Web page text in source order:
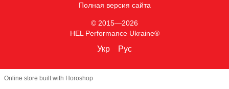
Полная версия сайта
© 2015—2026
HEL Performance Ukraine®
Укр Рус
Online store built with Horoshop